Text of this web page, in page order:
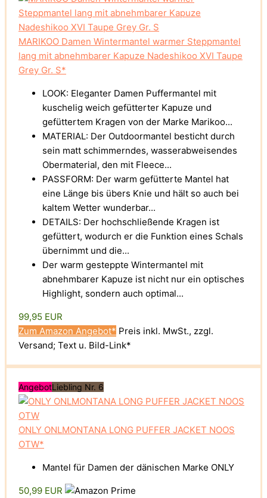
MARIKOO Damen Wintermantel warmer Steppmantel
lang mit abnehmbarer Kapuze Nadeshikoo XVI Taupe
Grey Gr. S*
LOOK: Eleganter Damen Puffermantel mit
kuschelig weich gefütterter Kapuze und
gefüttertem Kragen von der Marke Marikoo...
MATERIAL: Der Outdoormantel besticht durch
sein matt schimmerndes, wasserabweisendes
Obermaterial, den mit Fleece...
PASSFORM: Der warm gefütterte Mantel hat
eine Länge bis übers Knie und hält so auch bei
kaltem Wetter wunderbar...
DETAILS: Der hochschließende Kragen ist
gefüttert, wodurch er die Funktion eines Schals
übernimmt und die...
Der warm gesteppte Wintermantel mit
abnehmbarer Kapuze ist nicht nur ein optisches
Highlight, sondern auch optimal...
99,95 EUR
Zum Amazon Angebot* Preis inkl. MwSt., zzgl.
Versand; Text u. Bild-Link*
AngebotLiebling Nr. 6
ONLY ONLMONTANA LONG PUFFER JACKET NOOS
OTW*
Mantel für Damen der dänischen Marke ONLY
50,99 EUR